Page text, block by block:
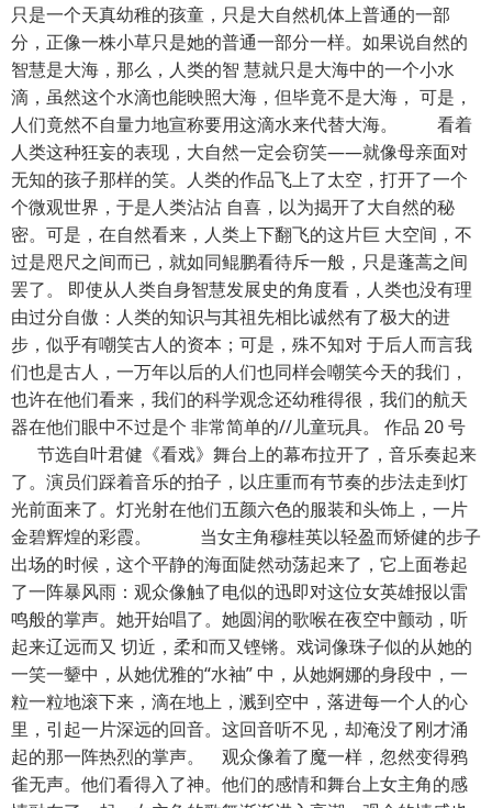
只是一个天真幼稚的孩童，只是大自然机体上普通的一部
分，正像一株小草只是她的普通一部分一样。如果说自然的
智慧是大海，那么，人类的智 慧就只是大海中的一个小水
滴，虽然这个水滴也能映照大海，但毕竟不是大海， 可是，
人们竟然不自量力地宣称要用这滴水来代替大海。 看着
人类这种狂妄的表现，大自然一定会窃笑——就像母亲面对
无知的孩子那样的笑。人类的作品飞上了太空，打开了一个
个微观世界，于是人类沾沾 自喜，以为揭开了大自然的秘
密。可是，在自然看来，人类上下翻飞的这片巨 大空间，不
过是咫尺之间而已，就如同鲲鹏看待斥一般，只是蓬蒿之间
罢了。 即使从人类自身智慧发展史的角度看，人类也没有理
由过分自傲：人类的知识与其祖先相比诚然有了极大的进
步，似乎有嘲笑古人的资本；可是，殊不知对 于后人而言我
们也是古人，一万年以后的人们也同样会嘲笑今天的我们，
也许在他们看来，我们的科学观念还幼稚得很，我们的航天
器在他们眼中不过是个 非常简单的//儿童玩具。 作品 20 号
节选自叶君健《看戏》舞台上的幕布拉开了，音乐奏起来
了。演员们踩着音乐的拍子，以庄重而有节奏的步法走到灯
光前面来了。灯光射在他们五颜六色的服装和头饰上，一片
金碧辉煌的彩霞。 当女主角穆桂英以轻盈而矫健的步子
出场的时候，这个平静的海面陡然动荡起来了，它上面卷起
了一阵暴风雨：观众像触了电似的迅即对这位女英雄报以雷
鸣般的掌声。她开始唱了。她圆润的歌喉在夜空中颤动，听
起来辽远而又 切近，柔和而又铿锵。戏词像珠子似的从她的
一笑一颦中，从她优雅的“水袖” 中，从她婀娜的身段中，一
粒一粒地滚下来，滴在地上，溅到空中，落进每一个人的心
里，引起一片深远的回音。这回音听不见，却淹没了刚才涌
起的那一阵热烈的掌声。 观众像着了魔一样，忽然变得鸦
雀无声。他们看得入了神。他们的感情和舞台上女主角的感